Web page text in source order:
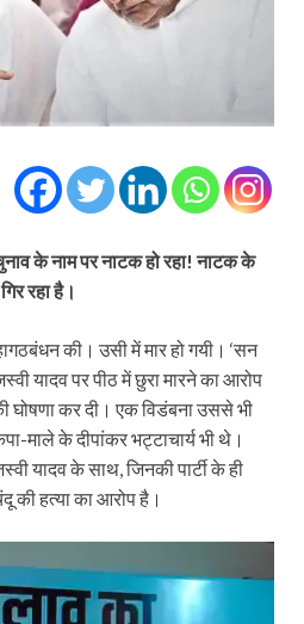
के नाम पर नाटक हो रहा! नाटक के
रहा है।
की। उसी में मार हो गयी। ‘सन
यादव पर पीठ में छुरा मारने का आरोप
घोषणा कर दी। एक विडंबना उससे भी
माले के दीपांकर भट्टाचार्य भी थे।
यादव के साथ, जिनकी पार्टी के ही
की हत्या का आरोप है।